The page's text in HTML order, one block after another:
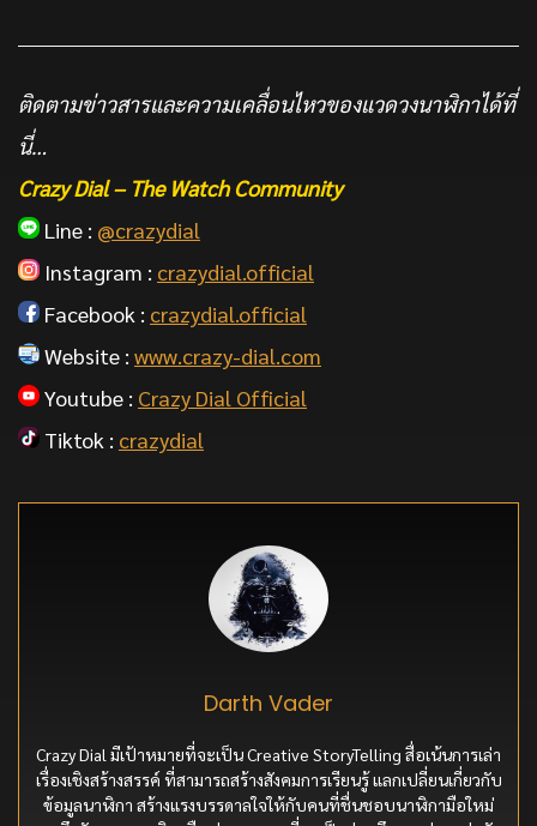
ติดตามข่าวสารและความเคลื่อนไหวของแวดวงนาฬิกาได้ที่
นี่…
Crazy Dial – The Watch Community
Line : @crazydial
Instagram : crazydial.official
Facebook : crazydial.official
Website : www.crazy-dial.com
Youtube : Crazy Dial Official
Tiktok : crazydial
Darth Vader
Crazy Dial มีเป้าหมายที่จะเป็น Creative StoryTelling สื่อเน้นการเล่า
เรื่องเชิงสร้างสรรค์ ที่สามารถสร้างสังคมการเรียนรู้ แลกเปลี่ยนเกี่ยวกับ
ข้อมูลนาฬิกา สร้างแรงบรรดาลใจให้กับคนที่ชื่นชอบนาฬิกามือใหม่